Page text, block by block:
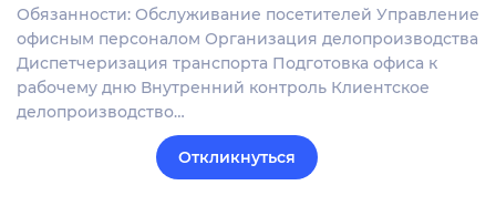
Обязанности: Обслуживание посетителей Управление
офисным персоналом Организация делопроизводства
Диспетчеризация транспорта Подготовка офиса к
рабочему дню Внутренний контроль Клиентское
делопроизводство…
Откликнуться